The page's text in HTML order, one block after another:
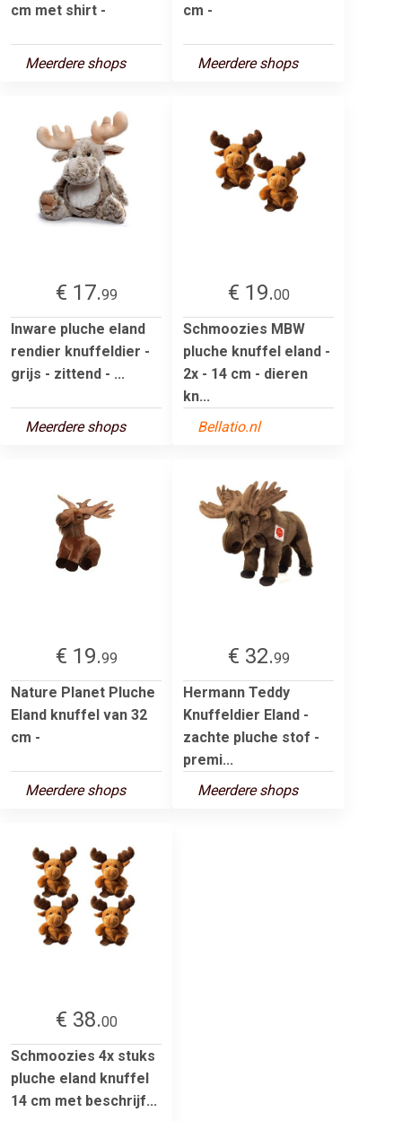
cm met shirt -
Meerdere shops
cm -
Meerdere shops
€ 17.99
Inware pluche eland
rendier knuffeldier -
grijs - zittend - ...
Meerdere shops
€ 19.00
Schmoozies MBW
pluche knuffel eland -
2x - 14 cm - dieren
kn...
Bellatio.nl
€ 19.99
Nature Planet Pluche
Eland knuffel van 32
cm -
Meerdere shops
€ 32.99
Hermann Teddy
Knuffeldier Eland -
zachte pluche stof -
premi...
Meerdere shops
€ 38.00
Schmoozies 4x stuks
pluche eland knuffel
14 cm met beschrijf...